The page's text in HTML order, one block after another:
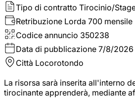
Tipo di contratto Tirocinio/
Retribuzione Lorda 700 mensile
Codice annuncio 350238
Data di pubblicazione 7/8/2026
Città Locorotondo
La risorsa sarà inserita all'interno
tirocinante apprenderà, mediante